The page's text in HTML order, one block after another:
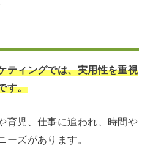
ティングでは、実用性を重視
す。
育児、仕事に追われ、時間や
ーズがあります。